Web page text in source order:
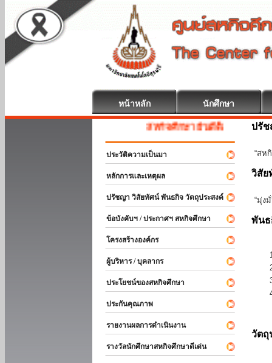
หน้าหลัก นักศึกษา
สหกิจศึกษา ยินดีต้อนรับ
ประวัติความเป็นมา
หลักการและเหตุผล
ปรัชญา วิสัยทัศน์ พันธกิจ วัตถุประสงค์
ข้อบังคับฯ / ประกาศฯ สหกิจศึกษา
โครงสร้างองค์กร
ผู้บริหาร / บุคลากร
ประโยชน์ของสหกิจศึกษา
ประกันคุณภาพ
รายงานผลการดำเนินงาน
รางวัลนักศึกษาสหกิจศึกษาดีเด่น
ปรั
“สห
วิสัย
“มุ่ง
พัน
วัตถุ